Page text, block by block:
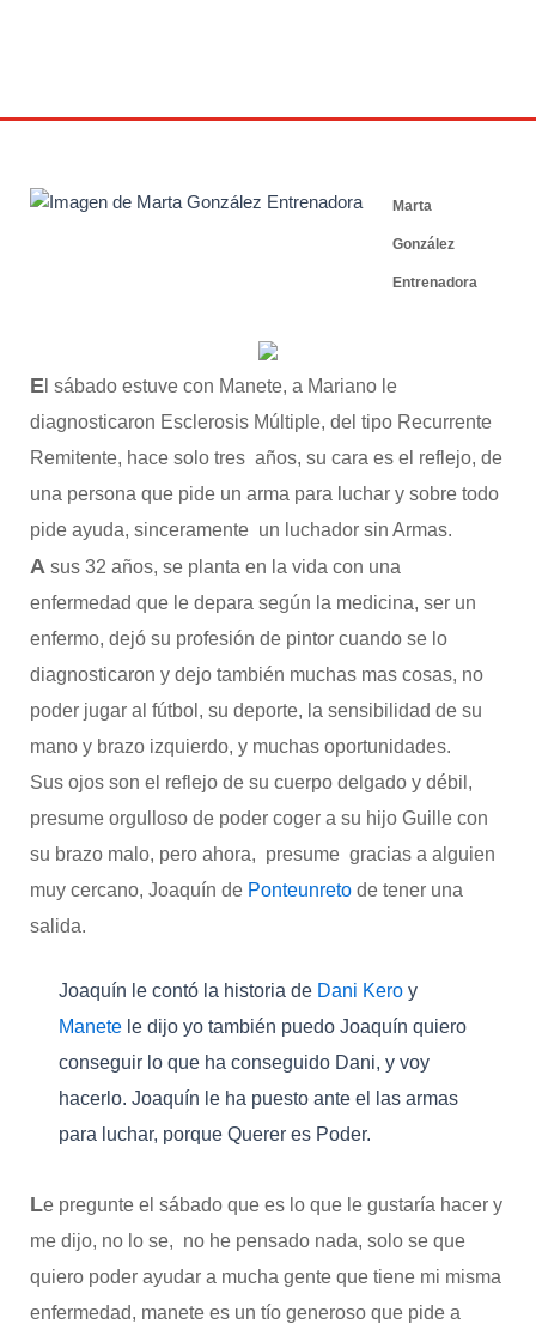
Marta
González
Entrenadora
El sábado estuve con Manete, a Mariano le
diagnosticaron Esclerosis Múltiple, del tipo Recurrente
Remitente, hace solo tres años, su cara es el reflejo, de
una persona que pide un arma para luchar y sobre todo
pide ayuda, sinceramente un luchador sin Armas.
A sus 32 años, se planta en la vida con una
enfermedad que le depara según la medicina, ser un
enfermo, dejó su profesión de pintor cuando se lo
diagnosticaron y dejo también muchas mas cosas, no
poder jugar al fútbol, su deporte, la sensibilidad de su
mano y brazo izquierdo, y muchas oportunidades.
Sus ojos son el reflejo de su cuerpo delgado y débil,
presume orgulloso de poder coger a su hijo Guille con
su brazo malo, pero ahora, presume gracias a alguien
muy cercano, Joaquín de Ponteunretode tener una
salida.
Joaquín le contó la historia de Dani Kero y
Manetele dijo yo también puedo Joaquín quiero
conseguir lo que ha conseguido Dani, y voy
hacerlo. Joaquín le ha puesto ante el las armas
para luchar, porque Querer es Poder.
Le pregunte el sábado que es lo que le gustaría hacer y
me dijo, no lo se, no he pensado nada, solo se que
quiero poder ayudar a mucha gente que tiene mi misma
enfermedad, manete es un tío generoso que pide a